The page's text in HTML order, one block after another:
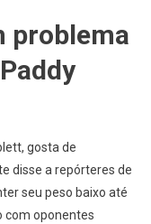
problema
gosta de
disse a repórteres de
seu peso baixo até
com oponentes